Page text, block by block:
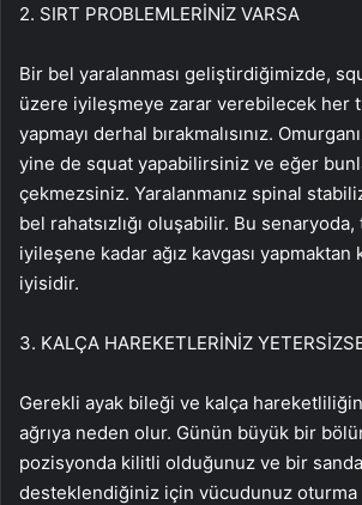
2. SIRT PROBLEMLERİNİZ VARSA
Bir bel yaralanması geliştirdiğimizde,
üzere iyileşmeye zarar verebilecek her
yapmayı derhal bırakmalısınız.
yine de squat yapabilirsiniz ve eğer
çekmezsiniz. Yaralanmanız spinal
bel rahatsızlığı oluşabilir. Bu senaryoda,
iyileşene kadar ağız kavgası yapmaktan
iyisidir.
3. KALÇA HAREKETLERİNİZ
Gerekli ayak bileği ve kalça
ağrıya neden olur. Günün büyük bir
pozisyonda kilitli olduğunuz ve bir
desteklendiğiniz için vücudunuz